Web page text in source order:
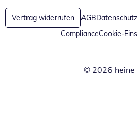
Vertrag widerrufen AGBDatenschutz
ComplianceCookie-
© 2026 heine